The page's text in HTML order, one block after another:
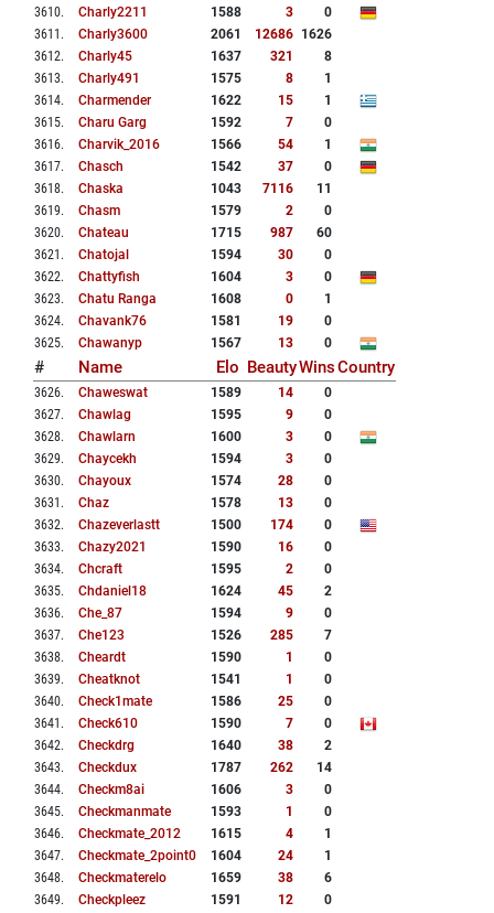
3610. Charly2211 1588 3
0
3611 . Charly3600 2061 12686 1626
3612. Charly45 1637 321
8
3613. Charly491 1575 8
1
3614. Charmender 1622 15
1
3615. Charu Garg 1592 7
0
3616. Charvik_2016 1566 54
1
3617. Chasch 1542 37
0
3618. Chaska 1043 7116
11
3619. Chasm 1579 2
0
3620. Chateau 1715 987
60
3621 . Chatojal 1594 30
0
3622. Chattyfish 1604 3
0
3623. Chatu Ranga 1608 0
1
3624. Chavank76 1581 19
0
3625. Chawanyp 1567 13 0
# Name Elo BeautyWinsCountry
3626. Chaweswat 1589 14
0
3627. Chawlag 1595 9
0
3628. Chawlarn 1600 3
0
3629. Chaycekh 1594 3
0
3630. Chayoux 1574 28
0
3631 . Chaz 1578 13
0
3632. Chazeverlastt 1500 174
0
3633. Chazy2021 1590 16
0
3634. Chcraft 1595 2
0
3635. Chdaniel18 1624 45
2
3636. Che_87 1594 9
0
3637. Che123 1526 285
7
3638. Cheardt 1590 1
0
3639. Cheatknot 1541 1
0
3640. Check1mate 1586 25
0
3641 . Check610 1590 7
0
3642. Checkdrg 1640 38
2
3643. Checkdux 1787 262
14
3644. Checkm8ai 1606 3
0
3645. Checkmanmate 1593 1
0
3646. Checkmate_2012 1615 4
1
3647. Checkmate_2point0 1604 24
1
3648. Checkmaterelo 1659 38
6
3649. Checkpleez 1591 12
0